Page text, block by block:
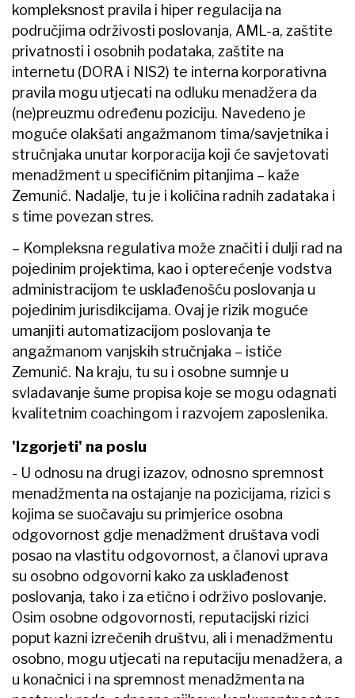
kompleksnost pravila i hiper regulacija na
područjima održivosti poslovanja, AML-a, zaštite
privatnosti i osobnih podataka, zaštite na
internetu (DORA i NIS2) te interna korporativna
pravila mogu utjecati na odluku menadžera da
(ne)preuzmu određenu poziciju. Navedeno je
moguće olakšati angažmanom tima/savjetnika i
stručnjaka unutar korporacija koji će savjetovati
menadžment u specifičnim pitanjima – kaže
Zemunić. Nadalje, tu je i količina radnih zadataka i
s time povezan stres.
– Kompleksna regulativa može značiti i dulji rad na
pojedinim projektima, kao i opterećenje vodstva
administracijom te usklađenošću poslovanja u
pojedinim jurisdikcijama. Ovaj je rizik moguće
umanjiti automatizacijom poslovanja te
angažmanom vanjskih stručnjaka – ističe
Zemunić. Na kraju, tu su i osobne sumnje u
svladavanje šume propisa koje se mogu odagnati
kvalitetnim coachingom i razvojem zaposlenika.
'Izgorjeti' na poslu
- U odnosu na drugi izazov, odnosno spremnost
menadžmenta na ostajanje na pozicijama, rizici s
kojima se suočavaju su primjerice osobna
odgovornost gdje menadžment društava vodi
posao na vlastitu odgovornost, a članovi uprava
su osobno odgovorni kako za usklađenost
poslovanja, tako i za etično i održivo poslovanje.
Osim osobne odgovornosti, reputacijski rizici
poput kazni izrečenih društvu, ali i menadžmentu
osobno, mogu utjecati na reputaciju menadžera, a
u konačnici i na spremnost menadžmenta na